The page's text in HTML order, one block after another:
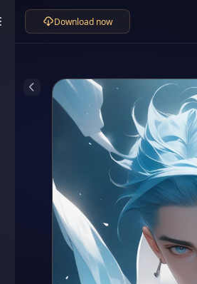
Download now